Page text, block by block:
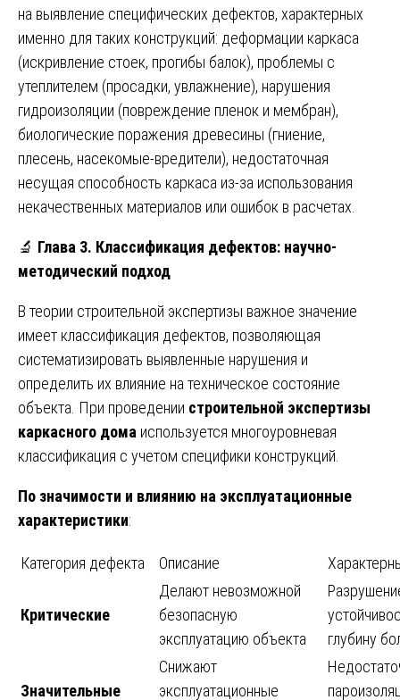
на выявление специфических дефектов, характерных
именно для таких конструкций: деформации каркаса
(искривление стоек, прогибы балок), проблемы с
утеплителем (просадки, увлажнение), нарушения
гидроизоляции (повреждение пленок и мембран),
биологические поражения древесины (гниение,
плесень, насекомые-вредители), недостаточная
несущая способность каркаса из-за использования
некачественных материалов или ошибок в расчетах.
🔬 Глава 3. Классификация дефектов: научно-
методический подход
В теории строительной экспертизы важное значение
имеет классификация дефектов, позволяющая
систематизировать выявленные нарушения и
определить их влияние на техническое состояние
объекта. При проведении строительной экспертизы
каркасного дома используется многоуровневая
классификация с учетом специфики конструкций.
По значимости и влиянию на эксплуатационные
характеристики:
Категория дефекта Описание
Критические
Делают невозможной
безопасную
эксплуатацию объекта
глубину
Значительные
Снижают
эксплуатационные